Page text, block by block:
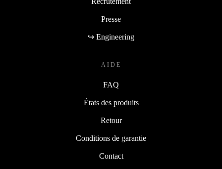
Presse
↪ Engineering
AIDE
FAQ
États des produits
Retour
Conditions de garantie
Contact